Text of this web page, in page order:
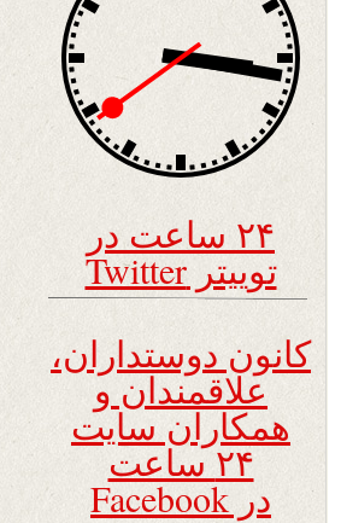
۲۴ ساعت در
توییتر Twitter
کانون دوستداران،
علاقمندان و
همکاران سایت
۲۴ ساعت
در Facebook